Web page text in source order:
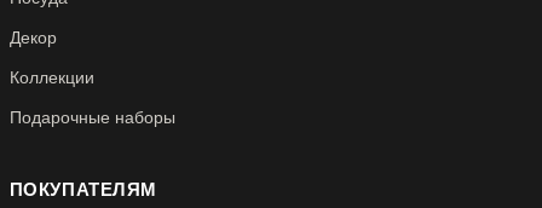
Декор
Коллекции
Подарочные наборы
ПОКУПАТЕЛЯМ